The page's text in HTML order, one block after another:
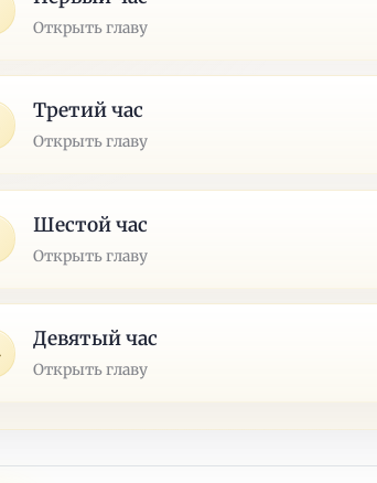
Открыть главу
Третий час
Открыть главу
Шестой час
Открыть главу
Девятый час
Открыть главу